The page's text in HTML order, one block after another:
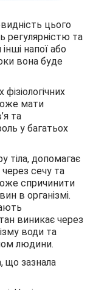
цього
та
напої або
вона буде
мати
та
у багатьох
тіла, допомагає
сечу та
спричинити
в організмі.
виникає через
води та
людини.
що зазнала